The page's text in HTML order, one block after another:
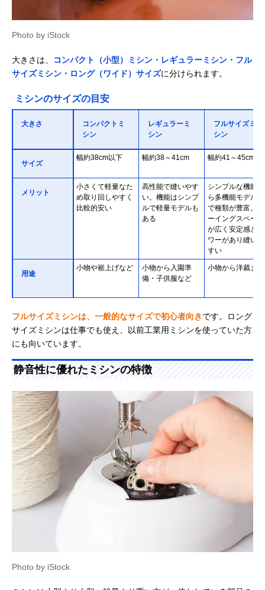
Photo by iStock
大きさは、
コンパクト（小型）ミシン・レギュラーミシン・フル
サイズミシン・ロング（ワイド）サイズに分けられます。
ミシンのサイズの目安
大きさ
コンパクトミ
シン
レギュラーミ
シン
フルサイズミ
シン
サイズ
幅約38cm以下 幅約38～41cm 幅約41～45cm
メリット
小さくて軽量なた
め取り回しやすく
比較的安い
高性能で縫いやす
い。機能はシンプ
ルで軽量モデルも
ある
シンプルな機能か
ら多機能モデルま
で種類が豊富。ソ
ーイングスペース
が広く安定感とパ
ワーがあり縫いや
すい
用途
小物や裾上げなど
小物から入園準
備・子供服など
小物から洋裁まで
フルサイズミシンは、一般的なサイズで初心者向きです。ロング
サイズミシンは仕事でも使え、以前工業用ミシンを使っていた方
にも向いています。
静音性に優れたミシンの特徴
Photo by iStock